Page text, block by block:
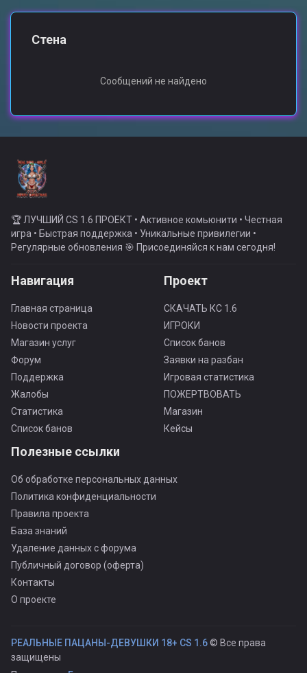
Стена
Сообщений не найдено
🏆 ЛУЧШИЙ CS 1.6 ПРОЕКТ • Активное комьюнити • Честная
игра • Быстрая поддержка • Уникальные привилегии •
Регулярные обновления 🎯 Присоединяйся к нам сегодня!
Навигация
Главная страница
Новости проекта
Магазин услуг
Форум
Поддержка
Жалобы
Статистика
Список банов
Проект
СКАЧАТЬ КС 1.6
ИГРОКИ
Список банов
Заявки на разбан
Игровая статистика
ПОЖЕРТВОВАТЬ
Магазин
Кейсы
Полезные ссылки
Об обработке персональных данных
Политика конфиденциальности
Правила проекта
База знаний
Удаление данных с форума
Публичный договор (оферта)
Контакты
О проекте
РЕАЛЬНЫЕ ПАЦАНЫ-ДЕВУШКИ 18+ CS 1.6© Все права
защищены